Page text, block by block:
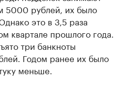
5000 рублей, их было
это в 3,5 раза
квартале прошлого года.
три банкноты
Годом ранее их было
меньше.